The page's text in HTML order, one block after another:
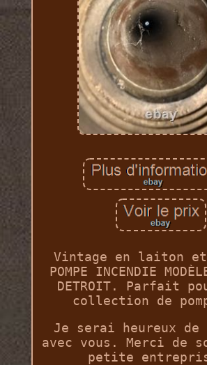
Vintage en laiton
POMPE INCENDIE
DETROIT. Parfait
collection de
Je serai heureux
avec vous. Merci de
petite